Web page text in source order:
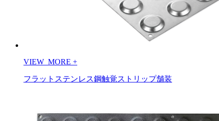
VIEW_MORE +
フラットステンレス鋼触覚ストリップ舗装